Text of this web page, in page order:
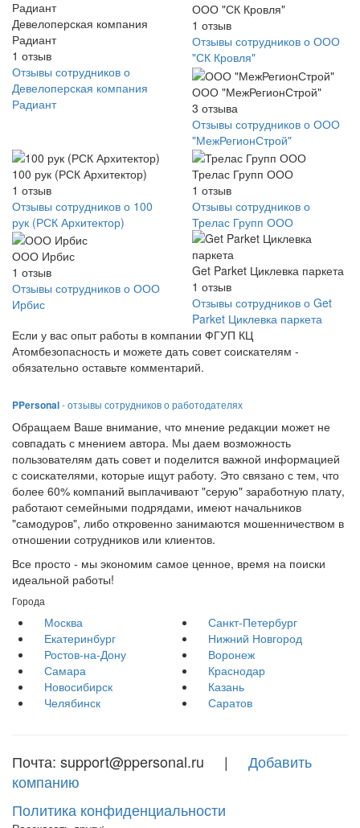
Девелоперская компания
Радиант
1 отзыв
Отзывы сотрудников о
Девелоперская компания
Радиант
ООО "СК Кровля"
1 отзыв
Отзывы сотрудников о ООО
"СК Кровля"
ООО "МежРегионСтрой"
3 отзыва
Отзывы сотрудников о ООО
"МежРегионСтрой"
100 рук (РСК Архитектор)
1 отзыв
Отзывы сотрудников о 100
рук (РСК Архитектор)
Трелас Групп ООО
1 отзыв
Отзывы сотрудников о
Трелас Групп ООО
ООО Ирбис
1 отзыв
Отзывы сотрудников о ООО
Ирбис
Get Parket Циклевка паркета
1 отзыв
Отзывы сотрудников о Get
Parket Циклевка паркета
Если у вас опыт работы в компании ФГУП КЦ
Атомбезопасность и можете дать совет соискателям -
обязательно оставьте комментарий.
PPersonal- отзывы сотрудников о работодателях
Обращаем Ваше внимание, что мнение редакции может не
совпадать с мнением автора. Мы даем возможность
пользователям дать совет и поделится важной информацией
с соискателями, которые ищут работу. Это связано с тем, что
более 60% компаний выплачивают "серую" заработную плату,
работают семейными подрядами, имеют начальников
"самодуров", либо откровенно занимаются мошенничеством в
отношении сотрудников или клиентов.
Все просто - мы экономим самое ценное, время на поиски
идеальной работы!
Города
Москва
Санкт-Петербург
Екатеринбург
Нижний Новгород
Ростов-на-Дону
Воронеж
Самара
Краснодар
Новосибирск
Казань
Челябинск
Саратов
Почта: support@ppersonal.ru | Добавить
компанию
Политика конфиденциальности